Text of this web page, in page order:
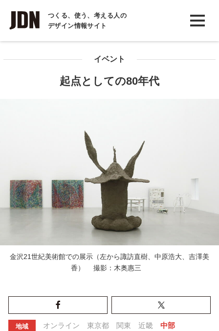
つくる、使う、考える人の
デザイン情報サイト
INTERVIEW
インタビュー
イベント
起点としての80年代
金沢21世紀美術館での展示（左から諏訪直樹、中原浩大、吉澤美
香） 撮影：木奥惠三
地域 オンライン 東京都 関東 近畿 中部